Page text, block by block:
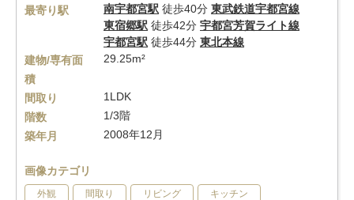
最寄り駅
南宇都宮駅 徒歩40分 東武鉄道宇都宮線
東宿郷駅 徒歩42分 宇都宮芳賀ライト線
宇都宮駅 徒歩44分 東北本線
建物/専有面
積
29.25m²
間取り
1LDK
階数
1/3階
築年月
2008年12月
画像カテゴリ
外観 間取り リビング キッチン